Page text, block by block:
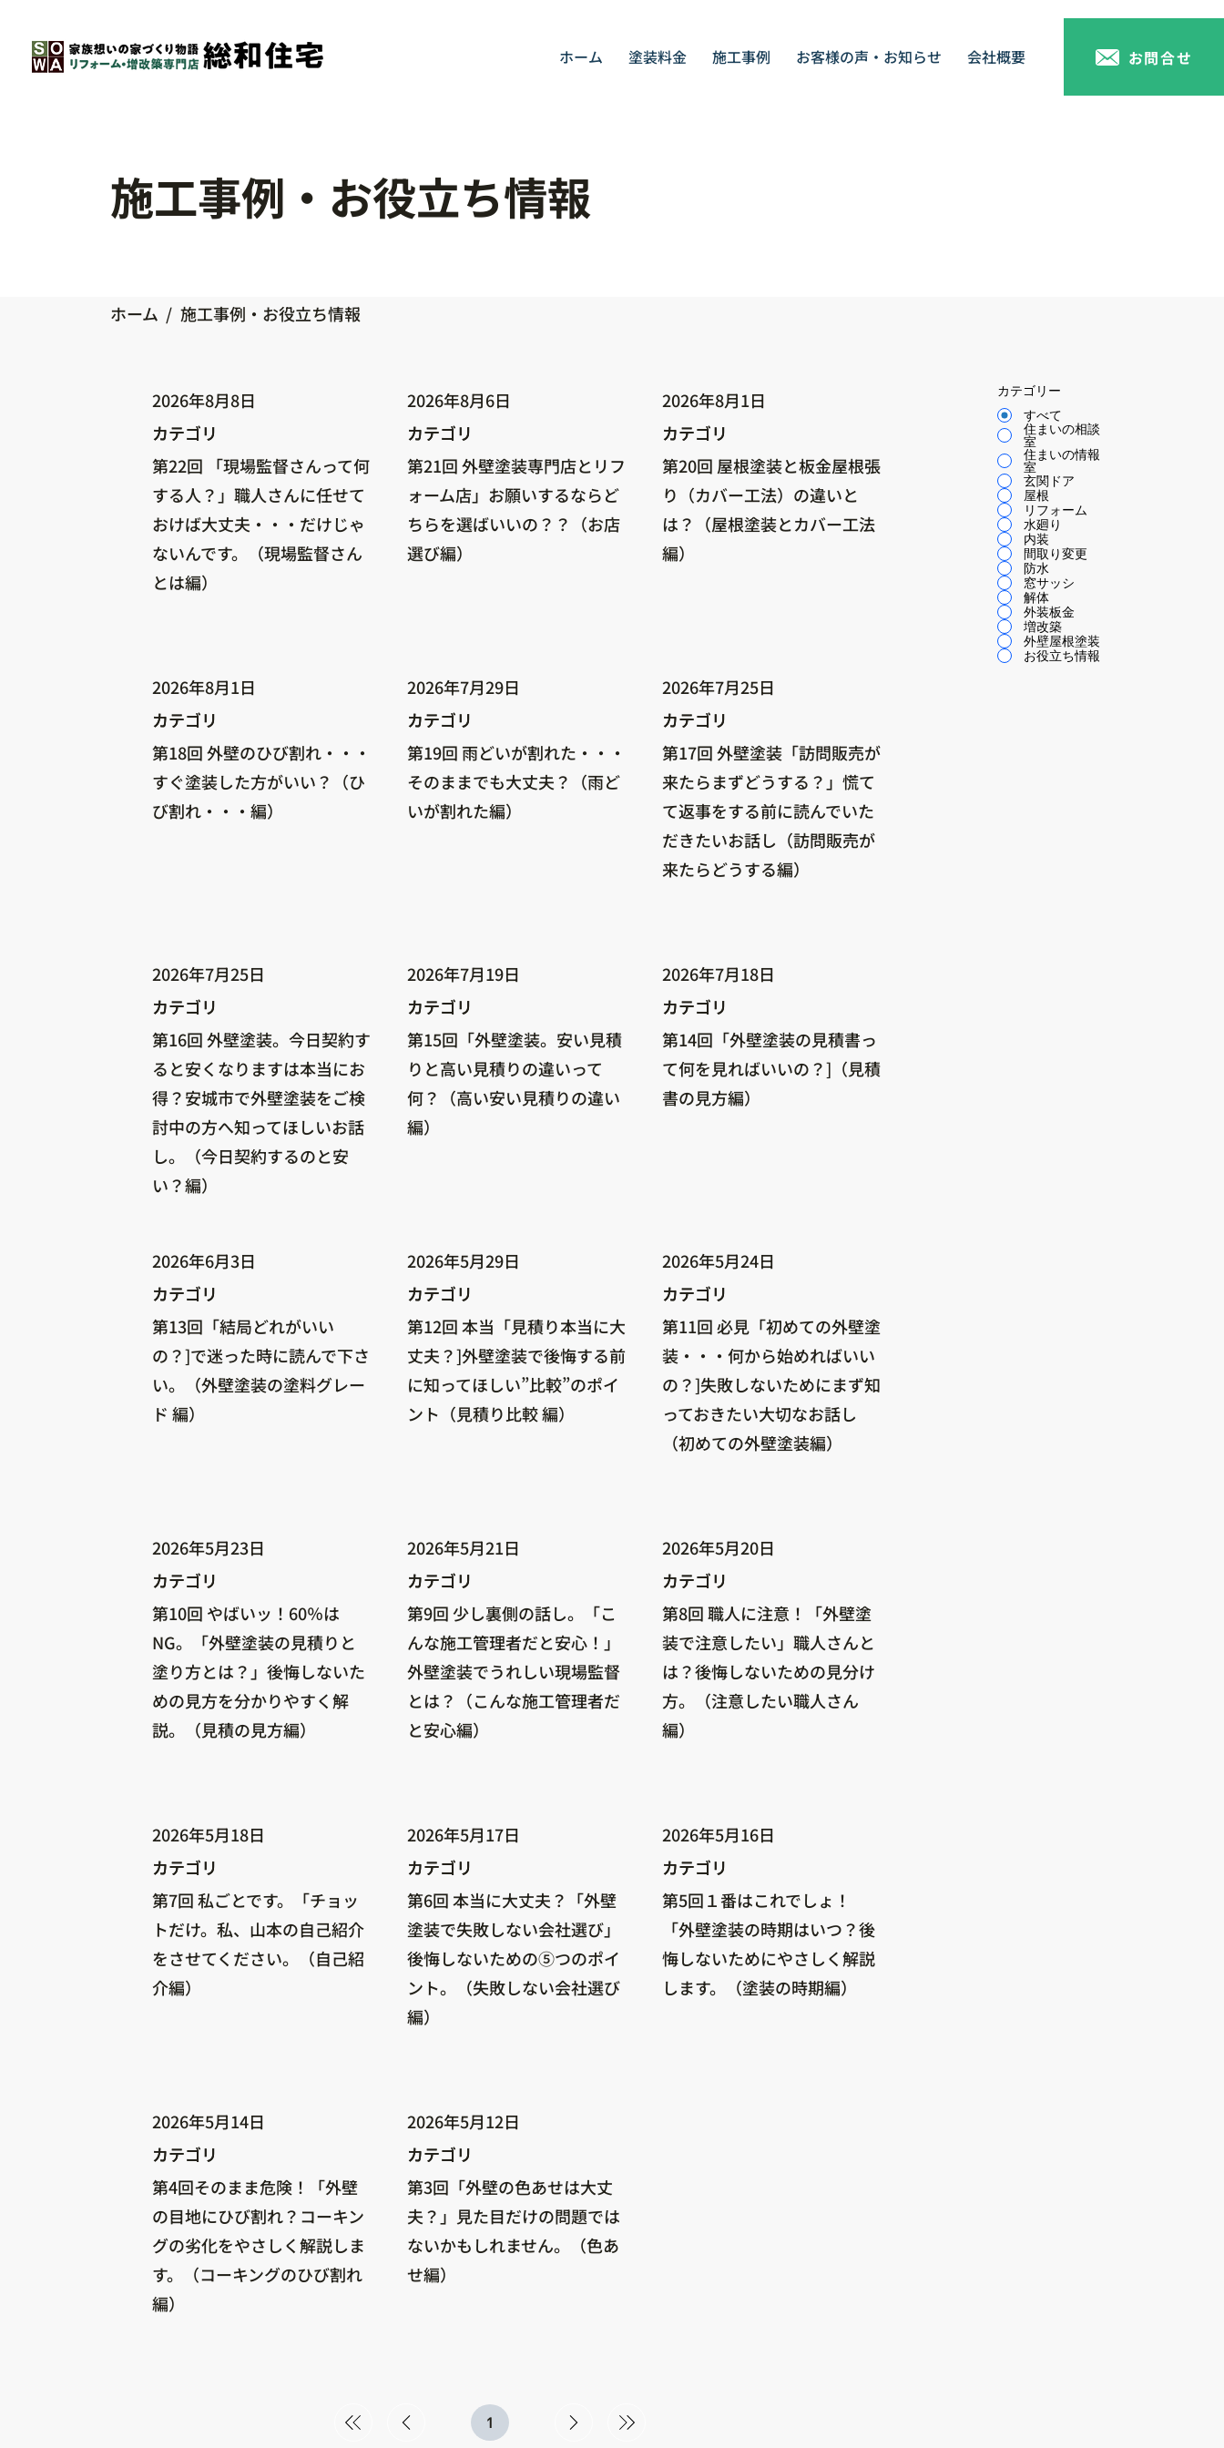
ホーム 塗装料金 施工事例 お客様の声・お知らせ 会社概要 お問合せ
施工事例・お役立ち情報
ホーム / ​施工事例・お役立ち情報
2026年8月8日
カテゴリ
カテゴリ
第22回 「現場監督さんって何
する人？」職人さんに任せて
おけば大丈夫・・・だけじゃ
ないんです。（現場監督さん
とは編）
2026年8月6日
カテゴリ
カテゴリ
第21回 外壁塗装専門店とリフ
ォーム店」お願いするならど
ちらを選ばいいの？？（お店
選び編）
2026年8月1日
カテゴリ
カテゴリ
第20回 屋根塗装と板金屋根張
り（カバー工法）の違いと
は？（屋根塗装とカバー工法
編）
2026年8月1日
カテゴリ
カテゴリ
第18回 外壁のひび割れ・・・
すぐ塗装した方がいい？（ひ
び割れ・・・編）
2026年7月29日
カテゴリ
カテゴリ
第19回 雨どいが割れた・・・
そのままでも大丈夫？（雨ど
いが割れた編）
2026年7月25日
カテゴリ
カテゴリ
第17回 外壁塗装「訪問販売が
来たらまずどうする？」慌て
て返事をする前に読んでいた
だきたいお話し（訪問販売が
来たらどうする編）
2026年7月25日
カテゴリ
カテゴリ
第16回 外壁塗装。今日契約す
ると安くなりますは本当にお
得？安城市で外壁塗装をご検
討中の方へ知ってほしいお話
し。（今日契約するのと安
い？編）
2026年7月19日
カテゴリ
カテゴリ
第15回「外壁塗装。安い見積
りと高い見積りの違いって
何？（高い安い見積りの違い
編）
2026年7月18日
カテゴリ
カテゴリ
第14回「外壁塗装の見積書っ
て何を見ればいいの？]（見積
書の見方編）
2026年6月3日
カテゴリ
カテゴリ
第13回「結局どれがいい
の？]で迷った時に読んで下さ
い。（外壁塗装の塗料グレー
ド 編）
2026年5月29日
カテゴリ
カテゴリ
第12回 本当「見積り本当に大
丈夫？]外壁塗装で後悔する前
に知ってほしい”比較”のポイ
ント（見積り比較 編）
2026年5月24日
カテゴリ
カテゴリ
第11回 必見「初めての外壁塗
装・・・何から始めればいい
の？]失敗しないためにまず知
っておきたい大切なお話し
（初めての外壁塗装編）
2026年5月23日
カテゴリ
カテゴリ
第10回 やばいッ！60％は
NG。「外壁塗装の見積りと
塗り方とは？」後悔しないた
めの見方を分かりやすく解
説。（見積の見方編）
2026年5月21日
カテゴリ
カテゴリ
第9回 少し裏側の話し。「こ
んな施工管理者だと安心！」
外壁塗装でうれしい現場監督
とは？（こんな施工管理者だ
と安心編）
2026年5月20日
カテゴリ
カテゴリ
第8回 職人に注意！「外壁塗
装で注意したい」職人さんと
は？後悔しないための見分け
方。（注意したい職人さん
編）
2026年5月18日
カテゴリ
カテゴリ
第7回 私ごとです。「チョッ
トだけ。私、山本の自己紹介
をさせてください。（自己紹
介編）
2026年5月17日
カテゴリ
カテゴリ
第6回 本当に大丈夫？「外壁
塗装で失敗しない会社選び」
後悔しないための⑤つのポイ
ント。（失敗しない会社選び
編）
2026年5月16日
カテゴリ
カテゴリ
第5回１番はこれでしょ！
「外壁塗装の時期はいつ？後
悔しないためにやさしく解説
します。（塗装の時期編）
2026年5月14日
カテゴリ
カテゴリ
第4回そのまま危険！「外壁
の目地にひび割れ？コーキン
グの劣化をやさしく解説しま
す。（コーキングのひび割れ
編）
2026年5月12日
カテゴリ
カテゴリ
第3回「外壁の色あせは大丈
夫？」見た目だけの問題では
ないかもしれません。（色あ
せ編）
カテゴリー
すべて
住まいの相談
室
住まいの情報
室
玄関ドア
屋根
リフォーム
水廻り
内装
間取り変更
防水
窓サッシ
解体
外装板金
増改築
外壁屋根塗装
お役立ち情報
11
ペ